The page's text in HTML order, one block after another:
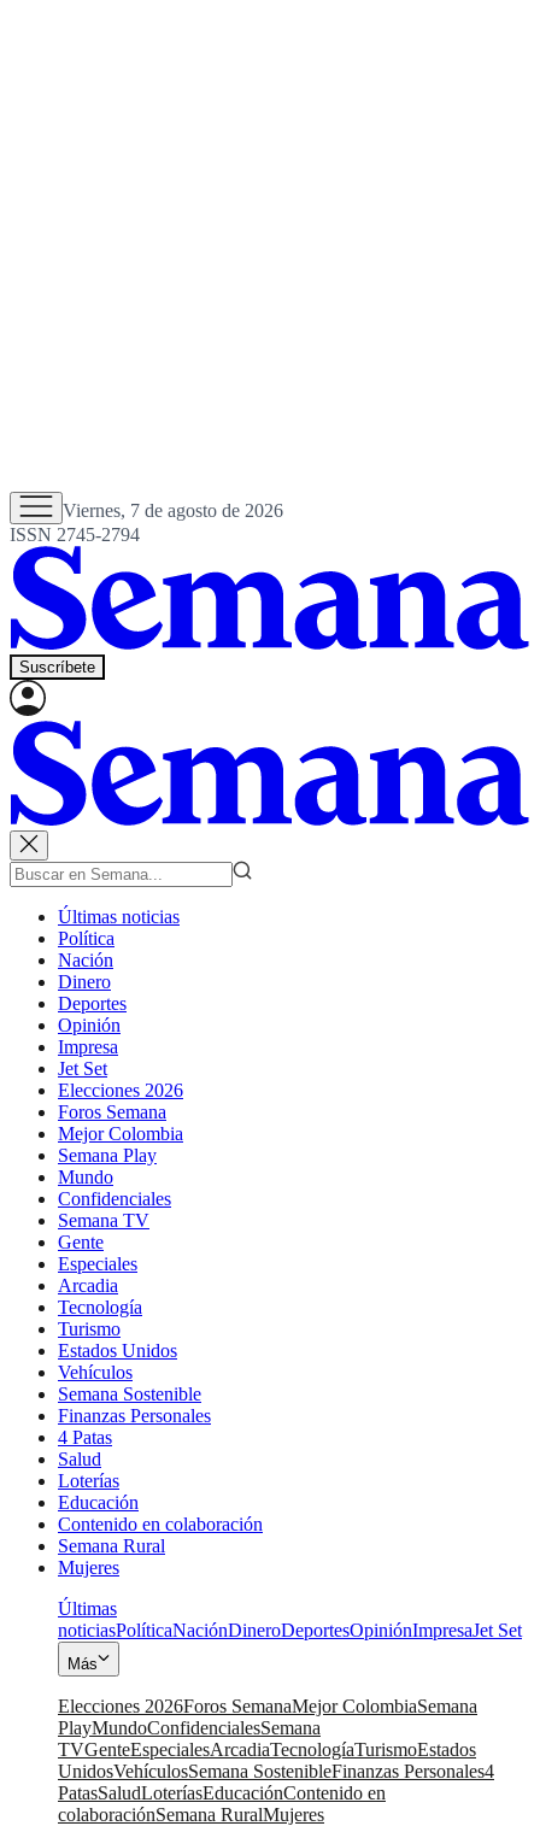
Viernes, 7 de agosto de 2026
ISSN 2745-2794
Suscríbete
Últimas noticias
Política
Nación
Dinero
Deportes
Opinión
Impresa
Jet Set
Elecciones 2026
Foros Semana
Mejor Colombia
Semana Play
Mundo
Confidenciales
Semana TV
Gente
Especiales
Arcadia
Tecnología
Turismo
Estados Unidos
Vehículos
Semana Sostenible
Finanzas Personales
4 Patas
Salud
Loterías
Educación
Contenido en colaboración
Semana Rural
Mujeres
Últimas
noticiasPolíticaNaciónDineroDeportesOpiniónImpresaJet Set
Más
Elecciones 2026Foros SemanaMejor ColombiaSemana
PlayMundoConfidencialesSemana
TVGenteEspecialesArcadiaTecnologíaTurismoEstados
UnidosVehículosSemana SostenibleFinanzas Personales4
PatasSaludLoteríasEducaciónContenido en
colaboraciónSemana RuralMujeres